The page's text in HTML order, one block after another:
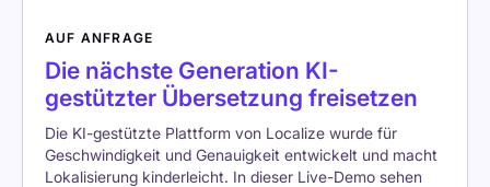
AUF ANFRAGE
Die nächste Generation KI-
gestützter Übersetzung freisetzen
Die KI-gestützte Plattform von Localize wurde für
Geschwindigkeit und Genauigkeit entwickelt und macht
Lokalisierung kinderleicht. In dieser Live-Demo sehen